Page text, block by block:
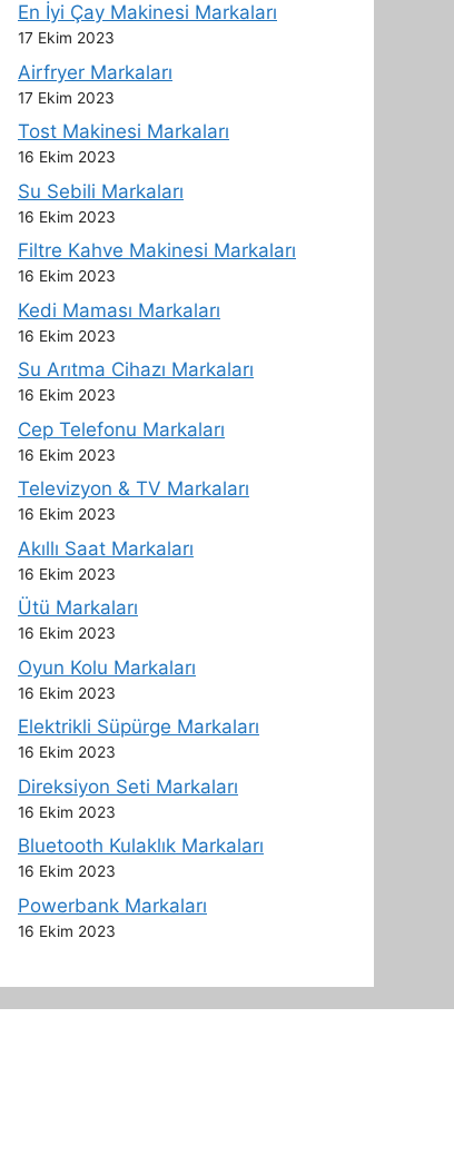
En İyi Çay Makinesi Markaları
17 Ekim 2023
Airfryer Markaları
17 Ekim 2023
Tost Makinesi Markaları
16 Ekim 2023
Su Sebili Markaları
16 Ekim 2023
Filtre Kahve Makinesi Markaları
16 Ekim 2023
Kedi Maması Markaları
16 Ekim 2023
Su Arıtma Cihazı Markaları
16 Ekim 2023
Cep Telefonu Markaları
16 Ekim 2023
Televizyon & TV Markaları
16 Ekim 2023
Akıllı Saat Markaları
16 Ekim 2023
Ütü Markaları
16 Ekim 2023
Oyun Kolu Markaları
16 Ekim 2023
Elektrikli Süpürge Markaları
16 Ekim 2023
Direksiyon Seti Markaları
16 Ekim 2023
Bluetooth Kulaklık Markaları
16 Ekim 2023
Powerbank Markaları
16 Ekim 2023